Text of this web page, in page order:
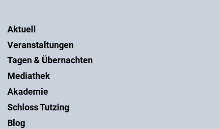
Aktuell
Veranstaltungen
Tagen & Übernachten
Mediathek
Akademie
Schloss Tutzing
Blog